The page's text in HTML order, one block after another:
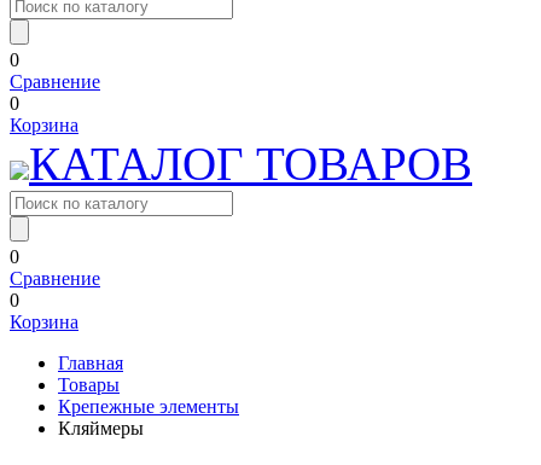
0
Сравнение
0
Корзина
КАТАЛОГ ТОВАРОВ
0
Сравнение
0
Корзина
Главная
Товары
Крепежные элементы
Кляймеры